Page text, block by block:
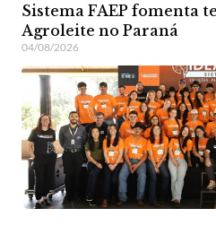
Sistema FAEP fomenta
Agroleite no Paraná
04/08/2026